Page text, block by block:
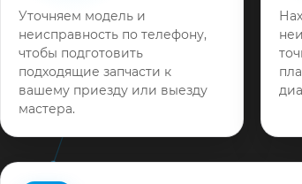
Уточняем модель и
неисправность по телефону,
чтобы подготовить
подходящие запчасти к
вашему приезду или выезду
мастера.